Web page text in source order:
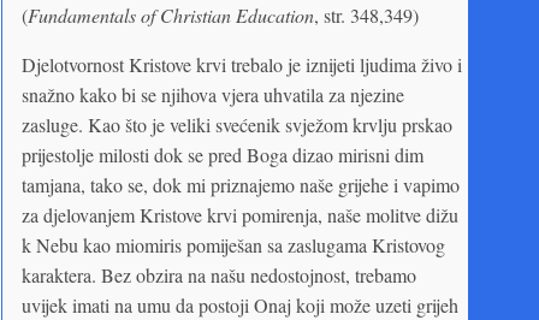
(Fundamentals of Christian Education, str. 348,349)
Djelotvornost Kristove krvi trebalo je iznijeti ljudima živo i
snažno kako bi se njihova vjera uhvatila za njezine
zasluge. Kao što je veliki svećenik svježom krvlju prskao
prijestolje milosti dok se pred Boga dizao mirisni dim
tamjana, tako se, dok mi priznajemo naše grijehe i vapimo
za djelovanjem Kristove krvi pomirenja, naše molitve dižu
k Nebu kao miomiris pomiješan sa zaslugama Kristovog
karaktera. Bez obzira na našu nedostojnost, trebamo
uvijek imati na umu da postoji Onaj koji može uzeti grijeh